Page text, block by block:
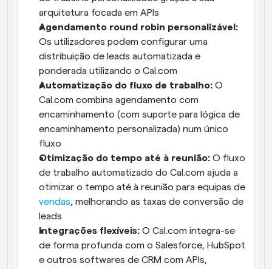
arquitetura focada em APIs
Agendamento round robin personalizável:
Os utilizadores podem configurar uma
distribuição de leads automatizada e
ponderada utilizando o Cal.com
Automatização do fluxo de trabalho: O
Cal.com combina agendamento com
encaminhamento (com suporte para lógica de
encaminhamento personalizada) num único
fluxo
Otimização do tempo até à reunião: O fluxo
de trabalho automatizado do Cal.com ajuda a
vendas, melhorando as taxas de conversão de
leads
Integrações flexíveis: O Cal.com integra-se
de forma profunda com o Salesforce, HubSpot